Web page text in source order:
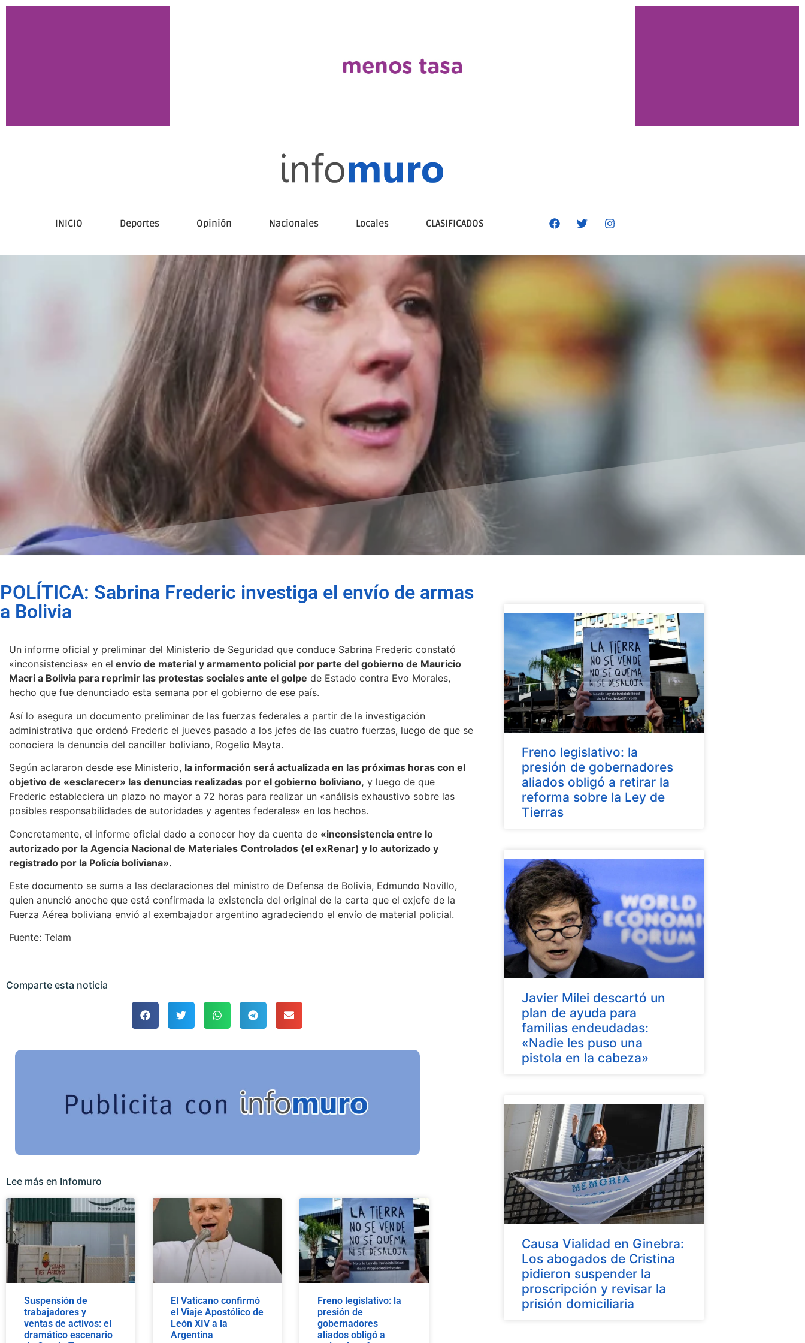
INICIO Deportes Opinión Nacionales Locales CLASIFICADOS
POLÍTICA: Sabrina Frederic investiga el envío de armas
a Bolivia
Un informe oficial y preliminar del Ministerio de Seguridad que conduce Sabrina Frederic constató
«inconsistencias» en el envío de material y armamento policial por parte del gobierno de Mauricio
Macri a Bolivia para reprimir las protestas sociales ante el golpe de Estado contra Evo Morales,
hecho que fue denunciado esta semana por el gobierno de ese país.
Así lo asegura un documento preliminar de las fuerzas federales a partir de la investigación
administrativa que ordenó Frederic el jueves pasado a los jefes de las cuatro fuerzas, luego de que se
conociera la denuncia del canciller boliviano, Rogelio Mayta.
Según aclararon desde ese Ministerio, la información será actualizada en las próximas horas con el
objetivo de «esclarecer» las denuncias realizadas por el gobierno boliviano, y luego de que
Frederic estableciera un plazo no mayor a 72 horas para realizar un «análisis exhaustivo sobre las
posibles responsabilidades de autoridades y agentes federales» en los hechos.
Concretamente, el informe oficial dado a conocer hoy da cuenta de «inconsistencia entre lo
autorizado por la Agencia Nacional de Materiales Controlados (el exRenar) y lo autorizado y
registrado por la Policía boliviana».
Este documento se suma a las declaraciones del ministro de Defensa de Bolivia, Edmundo Novillo,
quien anunció anoche que está confirmada la existencia del original de la carta que el exjefe de la
Fuerza Aérea boliviana envió al exembajador argentino agradeciendo el envío de material policial.
Fuente: Telam
Comparte esta noticia
Lee más en Infomuro
Suspensión de
trabajadores y
ventas de activos: el
dramático escenario
El Vaticano confirmó
el Viaje Apostólico de
León XIV a la
Argentina
Freno legislativo: la
presión de
gobernadores
aliados obligó a
Freno legislativo: la
presión de gobernadores
aliados obligó a retirar la
reforma sobre la Ley de
Tierras
Javier Milei descartó un
plan de ayuda para
familias endeudadas:
«Nadie les puso una
pistola en la cabeza»
Causa Vialidad en Ginebra:
Los abogados de Cristina
pidieron suspender la
proscripción y revisar la
prisión domiciliaria